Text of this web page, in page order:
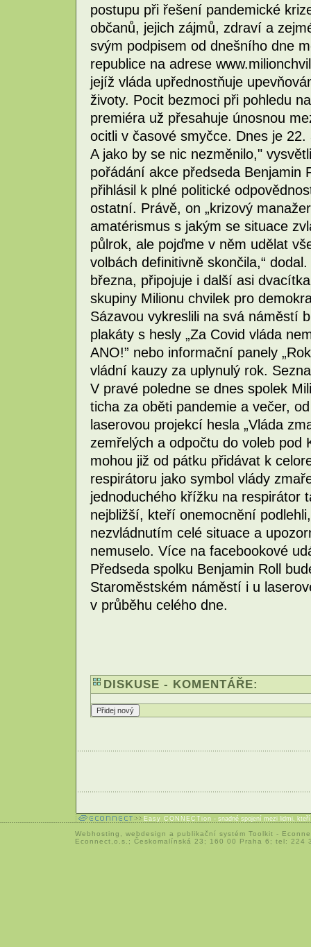
postupu při řešení pandemické
občanů, jejich zájmů, zdraví a
svým podpisem od dnešního dne
republice na adrese
jejíž vláda upřednostňuje
životy. Pocit bezmoci při pohledu
premiéra už přesahuje únosnou
ocitli v časové smyčce. Dnes je
A jako by se nic nezměnilo,"
pořádání akce předseda Benjamin
přihlásil k plné politické
ostatní. Právě, on „krizový
amatérismus s jakým se situace
půlrok, ale pojďme v něm udělat
volbách definitivně skončila,“
března, připojuje i další asi
skupiny Milionu chvilek pro
Sázavou vykreslili na svá náměstí
plakáty s hesly „Za Covid vláda
ANO!” nebo informační panely
vládní kauzy za uplynulý rok.
V pravé poledne se dnes spolek
ticha za oběti pandemie a večer,
laserovou projekcí hesla „Vláda
zemřelých a odpočtu do voleb pod
mohou již od pátku přidávat k
respirátoru jako symbol vlády
jednoduchého křížku na respirátor
nejbližší, kteří onemocnění
nezvládnutím celé situace a
nemuselo. Více na facebookové
Předseda spolku Benjamin Roll
Staroměstském náměstí i u
v průběhu celého dne.
DISKUSE - KOMENTÁŘE:
Easy CONNECTion - snadné spojení mezi lidmi,
Webhosting webdesign a publikační systém Toolkit -
Econnect,o.s.; Českomalínská 23; 160 00 Praha 6; tel: 224